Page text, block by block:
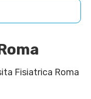
Fisiatrica Roma